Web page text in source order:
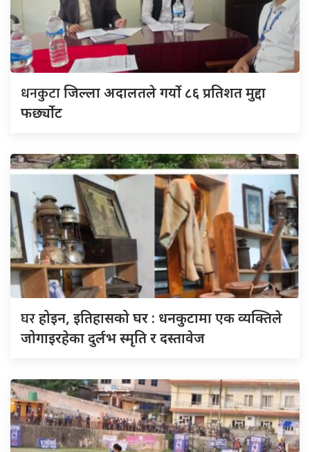
धनकुटाजिल्ला अदालतले गर्यो ८६ प्रतिशत मुद्दा
फर्छ्योट
घरहोइन, इतिहासको घर : धनकुटामा एक व्यक्तिले
जोगाइरहेका दुर्लभ स्मृति र दस्तावेज